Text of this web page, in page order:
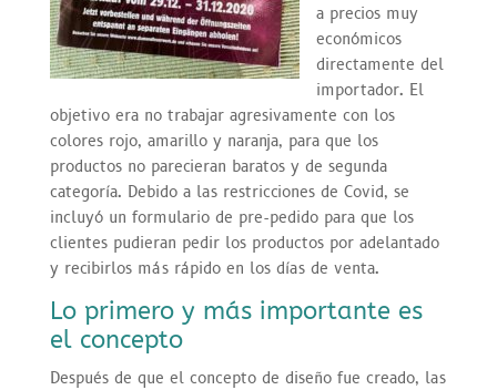
a precios muy
económicos
directamente del
importador. El
objetivo era no trabajar agresivamente con los
colores rojo, amarillo y naranja, para que los
productos no parecieran baratos y de segunda
categoría. Debido a las restricciones de Covid, se
incluyó un formulario de pre-pedido para que los
clientes pudieran pedir los productos por adelantado
y recibirlos más rápido en los días de venta.
Lo primero y más importante es
el concepto
Después de que el concepto de diseño fue creado, las